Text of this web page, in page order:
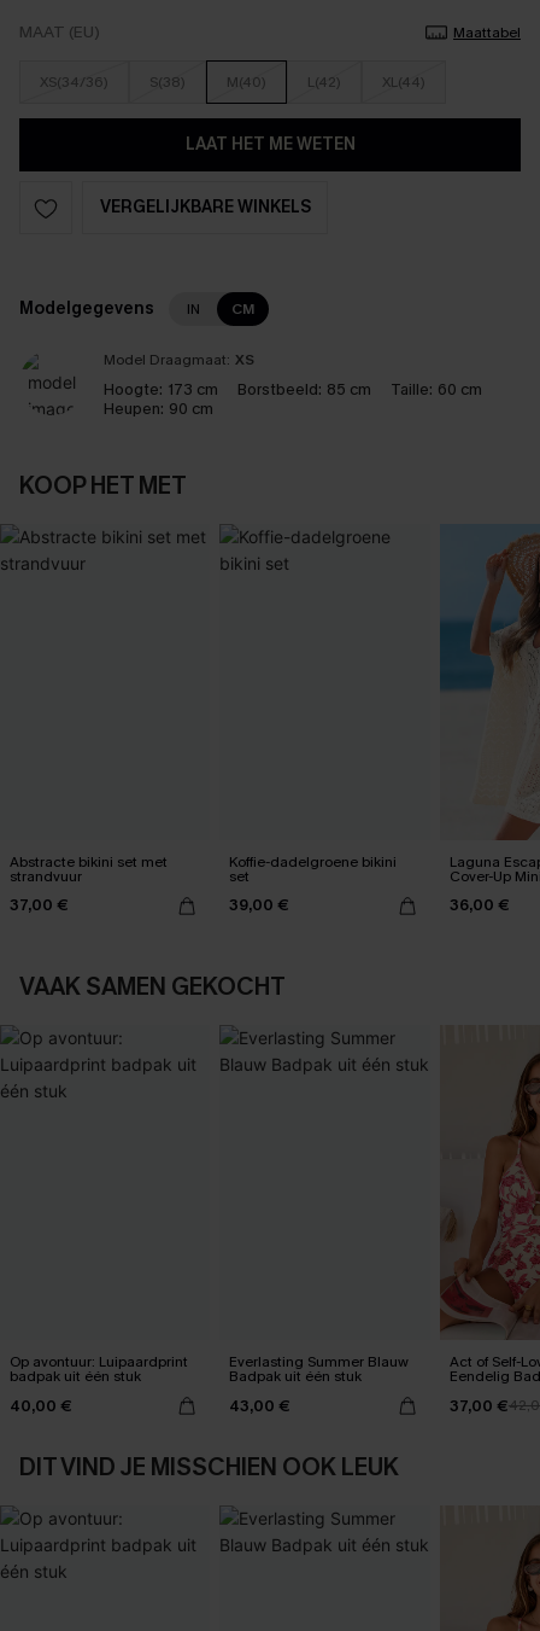
MAAT (EU) Maattabel
XS(34/36) S(38) M(40) L(42) XL(44)
LAAT HET ME WETEN
VERGELIJKBARE WINKELS
Modelgegevens IN CM
Model Draagmaat: XS
Hoogte: 173 cm Borstbeeld: 85 cm Taille: 60 cm
Heupen: 90 cm
KOOP HET MET
Abstracte bikini set met
strandvuur
37,00 €
Koffie-dadelgroene bikini
set
39,00 €
Laguna
Cover-Up
36,00 €
VAAK SAMEN GEKOCHT
Op avontuur: Luipaardprint
badpak uit één stuk
40,00 €
Everlasting Summer Blauw
Badpak uit één stuk
43,00 €
Act of Self-
Eendelig
37,00 €
DIT VIND JE MISSCHIEN OOK LEUK